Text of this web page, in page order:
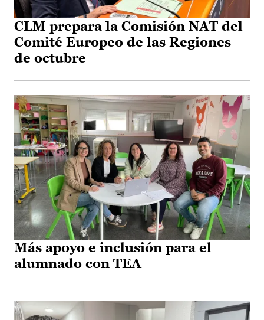
CLM prepara la Comisión NAT del
Comité Europeo de las Regiones
de octubre
Más apoyo e inclusión para el
alumnado con TEA